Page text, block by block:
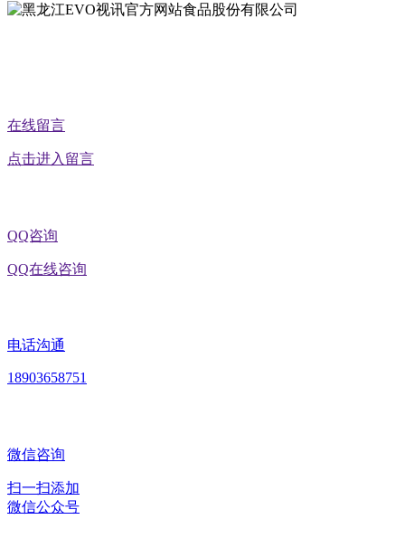
在线留言
点击进入留言
QQ咨询
QQ在线咨询
电话沟通
18903658751
微信咨询
扫一扫添加
微信公众号